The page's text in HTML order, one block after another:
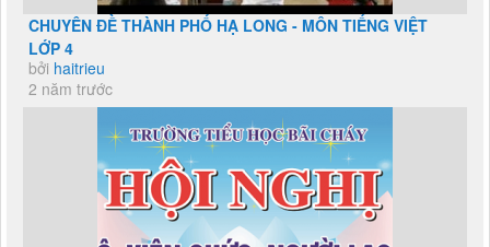
CHUYÊN ĐỀ THÀNH PHỐ HẠ LONG - MÔN TIẾNG VIỆT
LỚP 4
bởi haitrieu
2 năm trước